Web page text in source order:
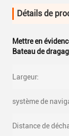
Détails de
Mettre en
Bateau de
Largeur:
système de
Distance de